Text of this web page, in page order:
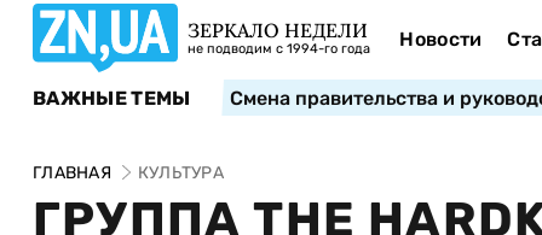
ЗЕРКАЛО НЕДЕЛИ
не подводим с 1994-го года Новости
ВАЖНЫЕ ТЕМЫ Смена правительства и
ГЛАВНАЯ КУЛЬТУРА
ГРУППА THE